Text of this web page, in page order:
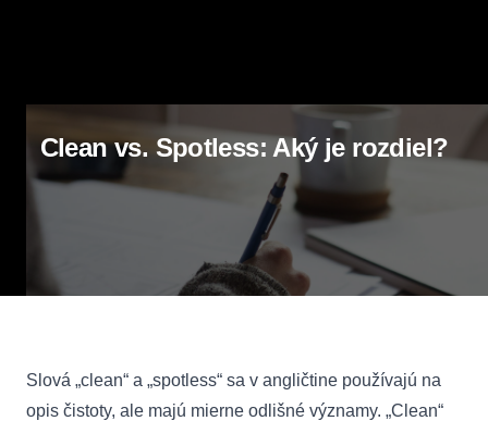
Clean vs. Spotless: Aký je rozdiel?
Slová „clean“ a „spotless“ sa v angličtine používajú na
opis čistoty, ale majú mierne odlišné významy. „Clean“